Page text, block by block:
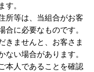
。
所等は、当組合がお客
に必要なものです。
きませんと、お客さま
い場合があります。
本人であることを確認